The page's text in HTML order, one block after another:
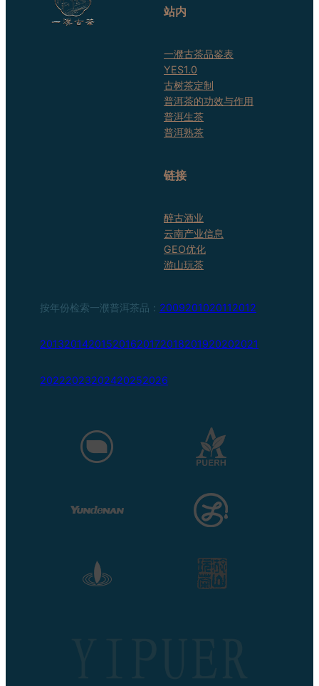
站内
一濮古茶品鉴表
YES1.0
古树茶定制
普洱茶的功效与作用
普洱生茶
普洱熟茶
链接
醉古酒业
云南产业信息
GEO优化
游山玩茶
按年份检索一濮普洱茶品： 2009201020112012
201320142015201620172018201920202021
20222023202420252026